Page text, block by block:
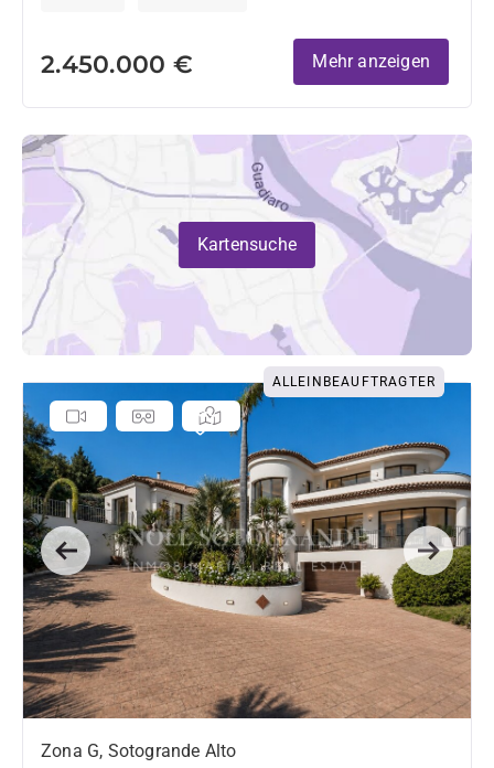
2.450.000 € Mehr anzeigen
Kartensuche
Previous Next
ALLEINBEAUFTRAGTER
Zona G, Sotogrande Alto